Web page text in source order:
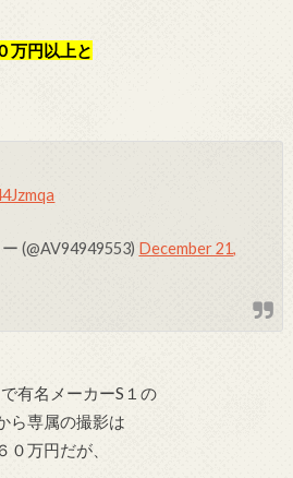
万円以上と
(@AV94949553) December 21,
有名メーカーS１の
ら専属の撮影は
０万円だが、